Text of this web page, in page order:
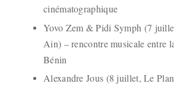
cinématographique
Yovo Zem & Pidi Symph (7
Ain) – rencontre musicale entre
Bénin
Alexandre Jous (8 juillet, Le